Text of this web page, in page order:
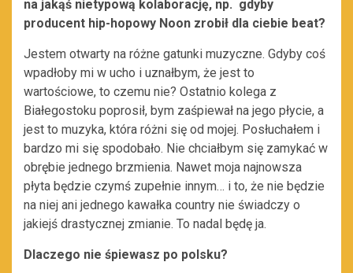
na jakąś nietypową kolaborację, np. gdyby
producent hip-hopowy Noon zrobił dla ciebie beat?
Jestem otwarty na różne gatunki muzyczne. Gdyby coś
wpadłoby mi w ucho i uznałbym, że jest to
wartościowe, to czemu nie? Ostatnio kolega z
Białegostoku poprosił, bym zaśpiewał na jego płycie, a
jest to muzyka, która różni się od mojej. Posłuchałem i
bardzo mi się spodobało. Nie chciałbym się zamykać w
obrębie jednego brzmienia. Nawet moja najnowsza
płyta będzie czymś zupełnie innym… i to, że nie będzie
na niej ani jednego kawałka country nie świadczy o
jakiejś drastycznej zmianie. To nadal będę ja.
Dlaczego nie śpiewasz po polsku?